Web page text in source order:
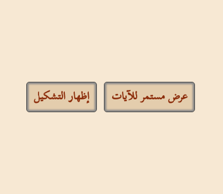
عرض مستمر للآيات إظهار التشكيل